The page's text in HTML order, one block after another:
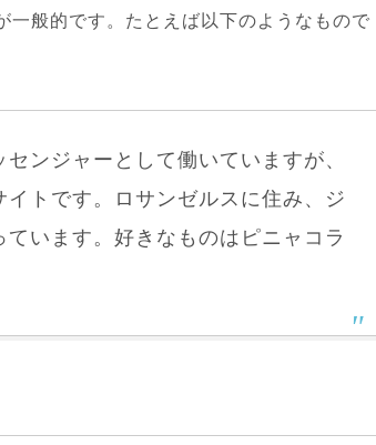
一般的です。たとえば以下のようなもので
ンジャーとして働いていますが、
トです。ロサンゼルスに住み、ジ
います。好きなものはピニャコラ